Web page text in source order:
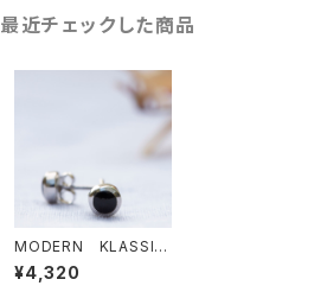
最近チェックした商品
MODERN KLASSIC
(モダンクラシック） プ
チポワンノールピアス
¥4,320